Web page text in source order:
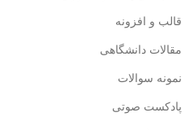
قالب و افزونه
مقالات دانشگاهی
نمونه سوالات
پادکست صوتی